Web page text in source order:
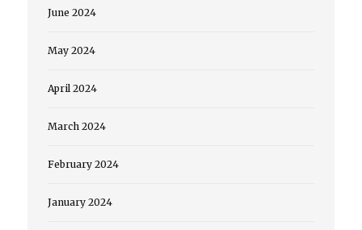
June 2024
May 2024
April 2024
March 2024
February 2024
January 2024